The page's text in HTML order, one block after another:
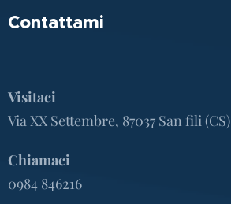
Contattami
Visitaci
Via XX Settembre, 87037 San fili (CS)
Chiamaci
0984 846216